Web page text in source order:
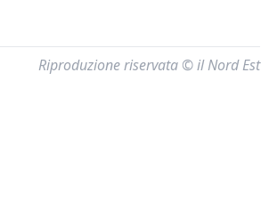
Riproduzione riservata © il Nord Est